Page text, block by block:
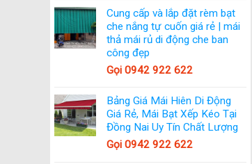
Cung cấp và lắp đặt rèm bạt
che nắng tự cuốn giá rẻ | mái
thả mái rủ di động che ban
công đẹp
Gọi 0942 922 622
Bảng Giá Mái Hiên Di Động
Giá Rẻ, Mái Bạt Xếp Kéo Tại
Đồng Nai Uy Tín Chất Lượng
Gọi 0942 922 622